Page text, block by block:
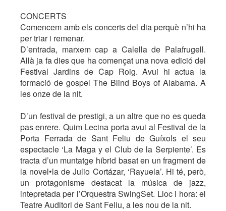
CONCERTS
Comencem amb els concerts del dia perquè n’hi ha
per triar i remenar.
D’entrada, marxem cap a Calella de Palafrugell.
Allà ja fa dies que ha començat una nova edició del
Festival Jardins de Cap Roig. Avui hi actua la
formació de gospel The Blind Boys of Alabama. A
les onze de la nit.
D’un festival de prestigi, a un altre que no es queda
pas enrere. Quim Lecina porta avui al Festival de la
Porta Ferrada de Sant Feliu de Guíxols el seu
espectacle ‘La Maga y el Club de la Serpiente’. Es
tracta d’un muntatge híbrid basat en un fragment de
la novel•la de Julio Cortázar, ‘Rayuela’. Hi té, però,
un protagonisme destacat la música de jazz,
intepretada per l’Orquestra SwingSet. Lloc i hora: el
Teatre Auditori de Sant Feliu, a les nou de la nit.